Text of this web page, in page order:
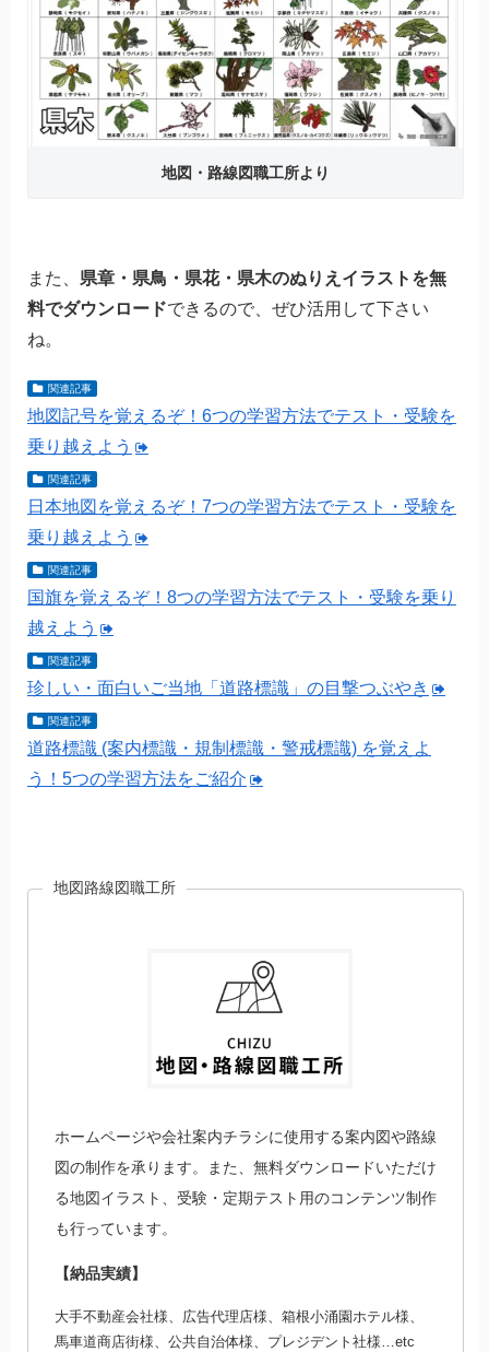
地図・路線図職工所より
また、 県章・県鳥・県花・県木のぬりえイラストを無
料でダウンロードできるので、ぜひ活用して下さい
ね。
関連記事
地図記号を覚えるぞ！6つの学習方法でテスト・受験を
乗り越えよう
関連記事
日本地図を覚えるぞ！7つの学習方法でテスト・受験を
乗り越えよう
関連記事
国旗を覚えるぞ！8つの学習方法でテスト・受験を乗り
越えよう
関連記事
珍しい・面白いご当地「道路標識」の目撃つぶやき
関連記事
道路標識 (案内標識・規制標識・警戒標識) を覚えよ
う！5つの学習方法をご紹介
地図路線図職工所
ホームページや会社案内チラシに使用する案内図や路線
図の制作を承ります。また、無料ダウンロードいただけ
る地図イラスト、受験・定期テスト用のコンテンツ制作
も行っています。
【納品実績】
大手不動産会社様、広告代理店様、箱根小涌園ホテル様、
馬車道商店街様、公共自治体様、プレジデント社様…etc